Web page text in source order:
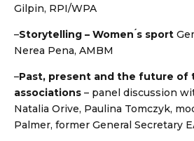
Gilpin, RPI/WPA
–Storytelling – Women ́s sport
Nerea Pena, AMBM
–Past, present and the future of
associations – panel discussion
Natalia Orive, Paulina Tomczyk,
Palmer, former General Secretary